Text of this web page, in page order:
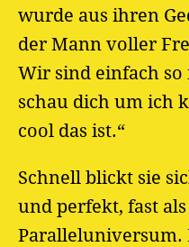
wurde aus ihren
der Mann voller
Wir sind einfach
schau dich um ich
cool das ist.“
Schnell blickt sie
und perfekt, fast
Paralleluniversum.